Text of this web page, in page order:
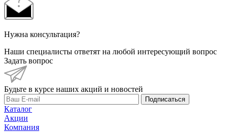
Нужна консультация?
Наши специалисты ответят на любой интересующий вопрос
Задать вопрос
Будьте в курсе наших акций и новостей
Подписаться
Каталог
Акции
Компания